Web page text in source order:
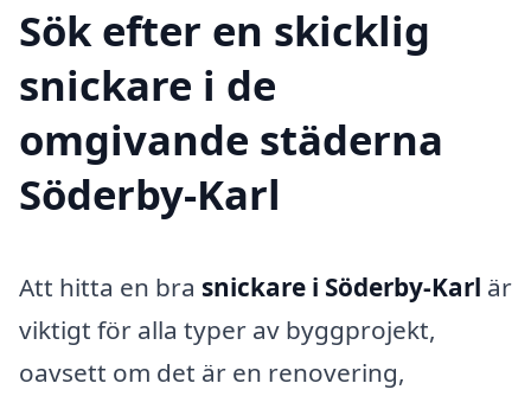
Sök efter en skicklig
snickare i de
omgivande städerna
Söderby-Karl
Att hitta en bra snickare i Söderby-Karl är
viktigt för alla typer av byggprojekt,
oavsett om det är en renovering,